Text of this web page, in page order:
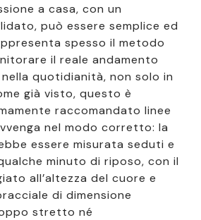
a casa, con un
può essere semplice ed
spesso il metodo
il reale andamento
quotidianità, non solo in
già visto, questo è
raccomandato linee
nel modo corretto: la
essere misurata seduti e
minuto di riposo, con il
all’altezza del cuore e
di dimensione
stretto né